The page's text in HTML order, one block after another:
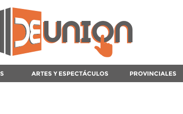
ARTES Y ESPECTÁCULOS PROVINCIALES